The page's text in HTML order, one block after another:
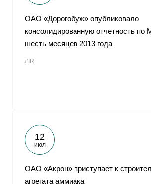
ОАО «Дорогобуж» опубликовало
консолидированную отчетность
шесть месяцев 2013 года
#IR
12
июл
ОАО «Акрон» приступает к
агрегата аммиака